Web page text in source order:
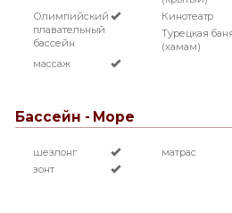
Олимпийский
плавательный
бассейн
Кинотеатр
Турецкая
(хамам)
массаж
Бассейн - Море
шезлонг
матрас
зонт